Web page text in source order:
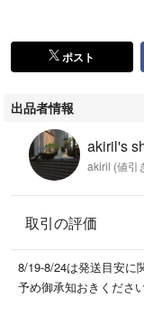
ポスト
出品者情報
akiril's
akiril (値引
取引の評価
8/19-8/24は発送目安に
予め御承知おきくださ